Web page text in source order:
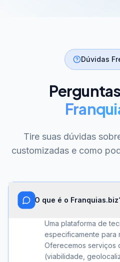
Dúvidas
Tire suas dúvidas
customizadas e como
O que é o
Uma plataforma de
especificamente para
Oferecemos serviços
(viabilidade,